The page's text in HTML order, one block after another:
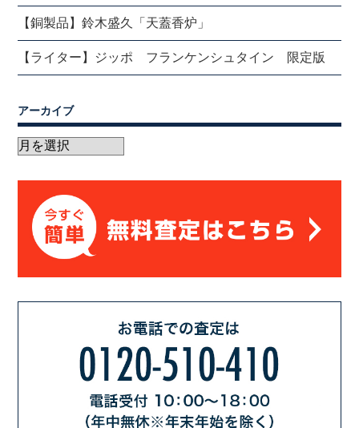
【銅製品】鈴木盛久「天蓋香炉」
【ライター】ジッポ フランケンシュタイン 限定版
アーカイブ